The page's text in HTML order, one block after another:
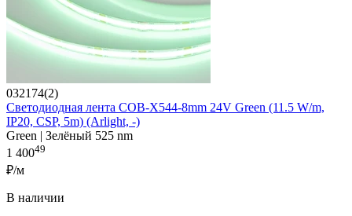
032174(2)
Светодиодная лента COB-X544-8mm 24V Green (11.5 W/m,
IP20, CSP, 5m) (Arlight, -)
Green | Зелёный 525 nm
1 40049
₽/м
В наличии